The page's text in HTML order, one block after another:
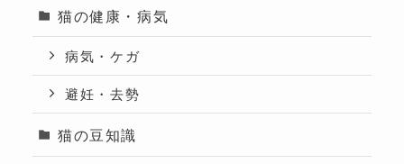
猫の健康・病気
病気・ケガ
避妊・去勢
猫の豆知識